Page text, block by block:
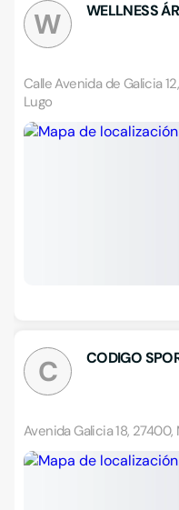
W WELLNESS
Calle Avenida de Galicia
Lugo
C CODIGO
Avenida Galicia 18,